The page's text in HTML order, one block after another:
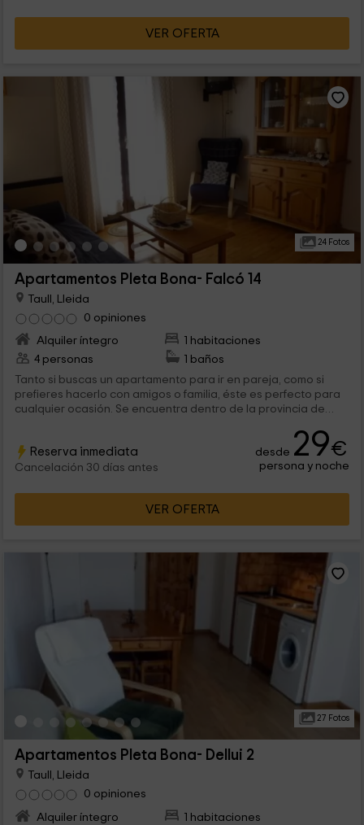
VER OFERTA
24 Fotos
Apartamentos Pleta Bona- Falcó 14
Taull, Lleida
0 opiniones
Alquiler íntegro
1 habitaciones
4 personas
1 baños
Tanto si buscas un apartamento para ir en pareja, como si
prefieres hacerlo con amigos o familia, éste es perfecto para
cualquier ocasión. Se encuentra dentro de la provincia de
Reserva inmediata
Cancelación 30 días antes
desde 29€
persona y noche
VER OFERTA
27 Fotos
Apartamentos Pleta Bona- Dellui 2
Taull, Lleida
0 opiniones
Alquiler íntegro
1 habitaciones